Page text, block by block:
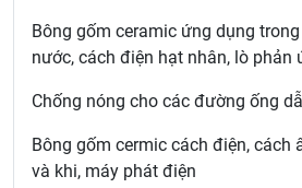
Bông gốm ceramic ứng dụng
nước, cách điện hạt nhân, lò phản
Chống nóng cho các đường ống
Bông gốm cermic cách điện, cách
và khi, máy phát điện